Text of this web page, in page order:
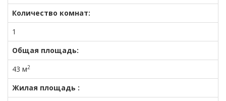
Количество комнат:
1
Общая площадь:
43 м2
Жилая площадь :